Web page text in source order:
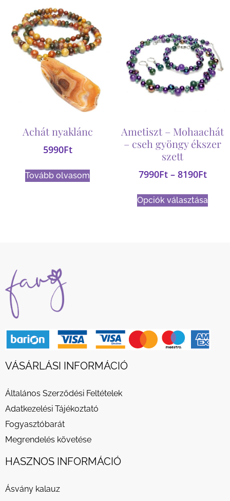
Achát nyaklánc
5990Ft
Tovább olvasom
Ametiszt – Mohaachát
– cseh gyöngy ékszer
szett
7990Ft – 8190Ft
Opciók választása
VÁSÁRLÁSI INFORMÁCIÓ
Általános Szerződési Feltételek
Adatkezelési Tájékoztató
Fogyasztóbarát
Megrendelés követése
HASZNOS INFORMÁCIÓ
Ásvány kalauz